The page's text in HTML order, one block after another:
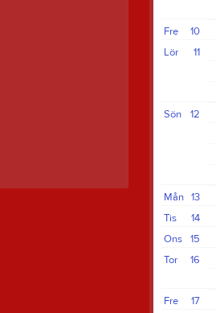
10
Fre
11
Lör
12
Sön
13
Mån
14
Tis
15
Ons
16
Tor
17
Fre